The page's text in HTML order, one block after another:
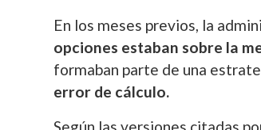
En los meses previos, la
opciones estaban sobre la
formaban parte de una
error de cálculo.